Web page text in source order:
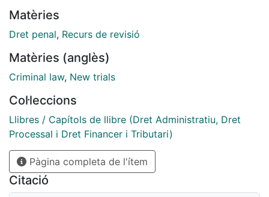
alguno de los motivos descritos en el art. 954 LECrim.
El fundamento de la revisión descansa en la búsqueda
aquellas sentencias que han ganado firmeza, pero
sobre las cuales se aprecia, posteriormente, alguna
de esta resolución judicial o la imposición de una
sentencia menos grave.
Esta obra se centra en el análisis pormenorizado del
proceso de revisión de la sentencia firme penal, desde
sus orígenes y hasta su regulación actual; prestando
especial atención a la reciente reforma sobre los
motivos de revisión y la problemática que presentan la
Matèries
Dret penal, Recurs de revisió
Matèries (anglès)
Criminal law, New trials
Col·leccions
Llibres / Capítols de llibre (Dret Administratiu, Dret
Processal i Dret Financer i Tributari)
Pàgina completa de l'ítem
Citació